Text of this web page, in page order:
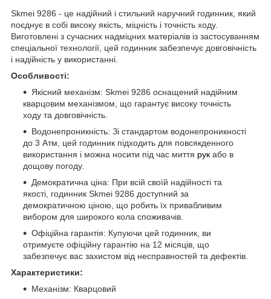
Skmei 9286 - це надійний і стильний наручний годинник, який
поєднує в собі високу якість, міцність і точність ходу.
Виготовлені з сучасних надміцних матеріалів із застосуванням
спеціальної технології, цей годинник забезпечує довговічність
і надійність у використанні.
Особливості:
Якісний механізм: Skmei 9286 оснащений надійним
кварцовим механізмом, що гарантує високу точність
ходу та довговічність.
Водонепроникність: Зі стандартом водонепроникності
до 3 Aтм, цей годинник підходить для повсякденного
використання і можна носити під час миття рук або в
дощову погоду.
Демократична ціна: При всій своїй надійності та
якості, годинник Skmei 9286 доступний за
демократичною ціною, що робить їх привабливим
вибором для широкого кола споживачів.
Офіційна гарантія: Купуючи цей годинник, ви
отримуєте офіційну гарантію на 12 місяців, що
забезпечує вас захистом від несправностей та дефектів.
Характеристики:
Механізм: Кварцовий